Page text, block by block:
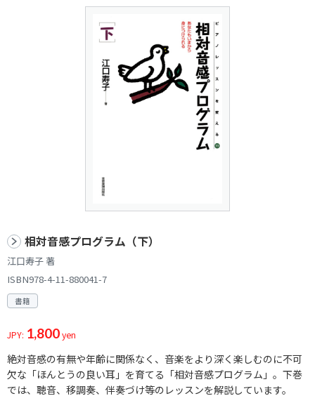
相対音感プログラム（下）
江口寿子 著
ISBN978-4-11-880041-7
書籍
JPY: 1,800yen
絶対音感の有無や年齢に関係なく、音楽をより深く楽しむのに不可
欠な「ほんとうの良い耳」を育てる「相対音感プログラム」。下巻
では、聴音、移調奏、伴奏づけ等のレッスンを解説しています。